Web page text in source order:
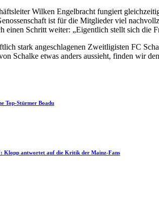
Wilken Engelbracht fungiert
ist für die Mitglieder viel
einen Schritt weiter: „Eigentlich stellt sich die
stark angeschlagenen Zweitligisten FC
Schalke etwas anders aussieht, finden wir
Top-Stürmer Boadu
Klopp antwortet auf die Kritik der Mainz-Fans